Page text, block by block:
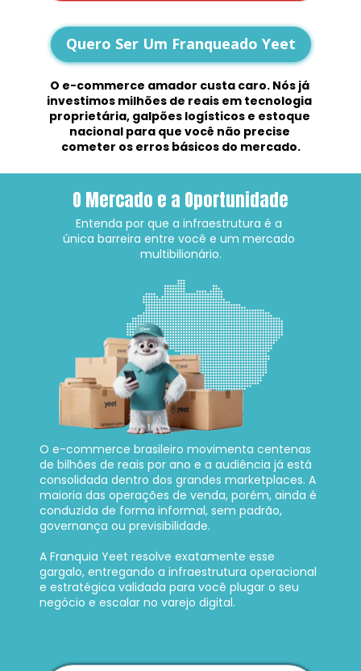
O e-commerce amador custa caro. Nós já
investimos milhões de reais em tecnologia
proprietária, galpões logísticos e estoque
nacional para que você não precise
cometer os erros básicos do mercado.
Quero Ser Um Franqueado Yeet
O Mercado e a Oportunidade
Entenda por que a infraestrutura é a
única barreira entre você e um mercado
multibilionário.
O e-commerce brasileiro movimenta centenas
de bilhões de reais por ano e a audiência já está
consolidada dentro dos grandes marketplaces. A
maioria das operações de venda, porém, ainda é
conduzida de forma informal, sem padrão,
governança ou previsibilidade.
A Franquia Yeet resolve exatamente esse
gargalo, entregando a infraestrutura operacional
e estratégica validada para você plugar o seu
negócio e escalar no varejo digital.